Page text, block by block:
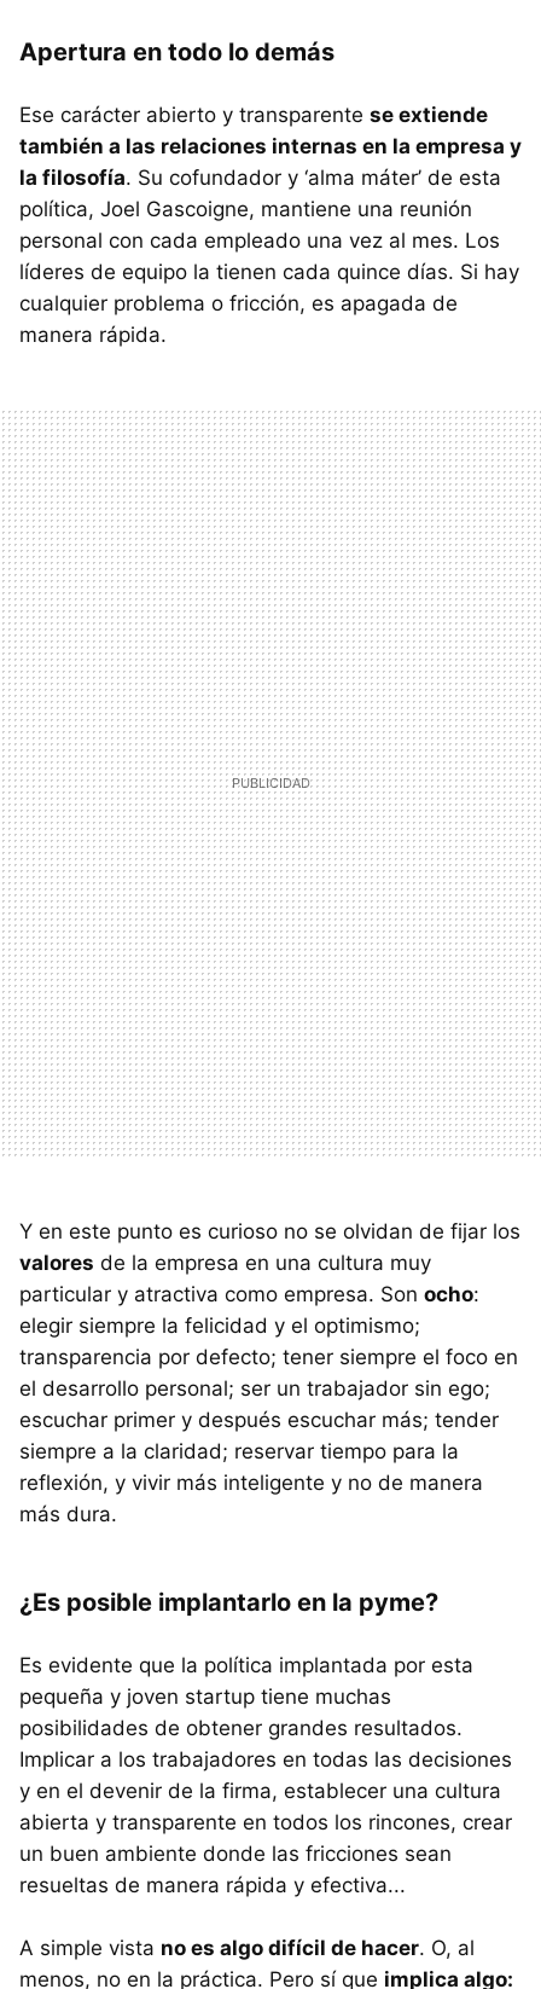
Apertura en todo lo demás
Ese carácter abierto y transparente se extiende
también a las relaciones internas en la empresa y
la filosofía. Su cofundador y ‘alma máter’ de esta
política, Joel Gascoigne, mantiene una reunión
personal con cada empleado una vez al mes. Los
líderes de equipo la tienen cada quince días. Si hay
cualquier problema o fricción, es apagada de
manera rápida.
Y en este punto es curioso no se olvidan de fijar los
valores de la empresa en una cultura muy
particular y atractiva como empresa. Son ocho:
elegir siempre la felicidad y el optimismo;
transparencia por defecto; tener siempre el foco en
el desarrollo personal; ser un trabajador sin ego;
escuchar primer y después escuchar más; tender
siempre a la claridad; reservar tiempo para la
reflexión, y vivir más inteligente y no de manera
más dura.
¿Es posible implantarlo en la pyme?
Es evidente que la política implantada por esta
pequeña y joven startup tiene muchas
posibilidades de obtener grandes resultados.
Implicar a los trabajadores en todas las decisiones
y en el devenir de la firma, establecer una cultura
abierta y transparente en todos los rincones, crear
un buen ambiente donde las fricciones sean
resueltas de manera rápida y efectiva...
A simple vista no es algo difícil de hacer. O, al
menos, no en la práctica. Pero sí que implica algo: